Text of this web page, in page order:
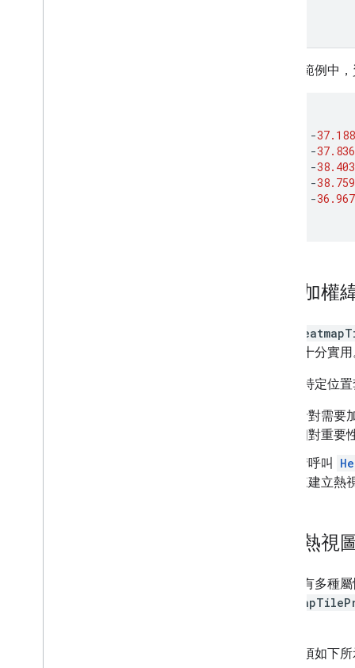
在這個範例中
-
-
-
-
-
使用加權
方法就十分實用
如何為特定位
針對需
相對重
請呼叫
來建立熱
自訂熱視
熱視圖有多種
可用選項如下所